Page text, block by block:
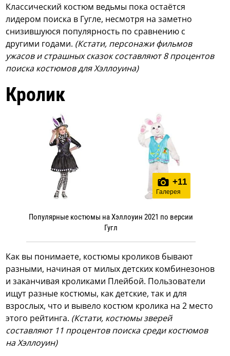
Классический костюм ведьмы пока остаётся
лидером поиска в Гугле, несмотря на заметно
снизившуюся популярность по сравнению с
другими годами. (Кстати, персонажи фильмов
ужасов и страшных сказок составляют 8 процентов
поиска костюмов для Хэллоуина)
Кролик
+11
Галерея
Популярные костюмы на Хэллоуин 2021 по версии
Гугл
Как вы понимаете, костюмы кроликов бывают
разными, начиная от милых детских комбинезонов
и заканчивая кроликами Плейбой. Пользователи
ищут разные костюмы, как детские, так и для
взрослых, что и вывело костюм кролика на 2 место
этого рейтинга. (Кстати, костюмы зверей
составляют 11 процентов поиска среди костюмов
на Хэллоуин)